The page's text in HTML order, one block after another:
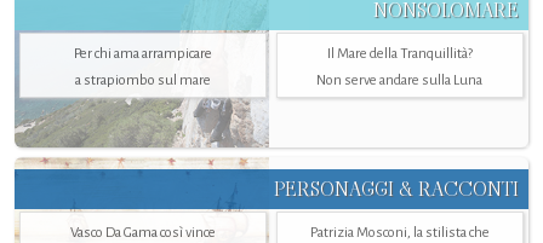
NONSOLOMARE
Per chi ama arrampicare
a strapiombo sul mare
Il Mare della Tranquillità?
Non serve andare sulla Luna
PERSONAGGI & RACCONTI
Vasco Da Gama così vince
Patrizia Mosconi, la stilista che